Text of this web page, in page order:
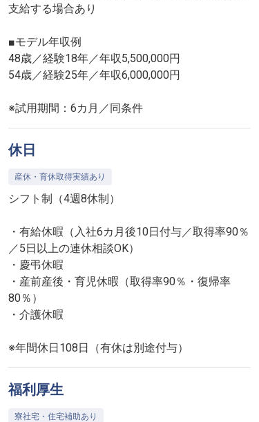
支給する場合あり
■モデル年収例
48歳／経験18年／年収5,500,000円
54歳／経験25年／年収6,000,000円
※試用期間：6カ月／同条件
休日
産休・育休取得実績あり
シフト制（4週8休制）
・有給休暇（入社6カ月後10日付与／取得率90％
／5日以上の連休相談OK）
・慶弔休暇
・産前産後・育児休暇（取得率90％・復帰率
80％）
・介護休暇
※年間休日108日（有休は別途付与）
福利厚生
寮社宅・住宅補助あり